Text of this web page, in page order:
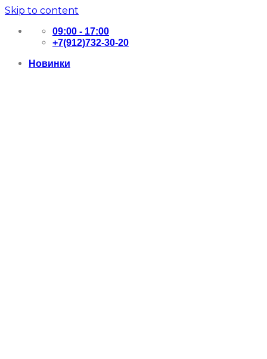
Skip to content
09:00 - 17:00
+7(912)732-30-20
Новинки